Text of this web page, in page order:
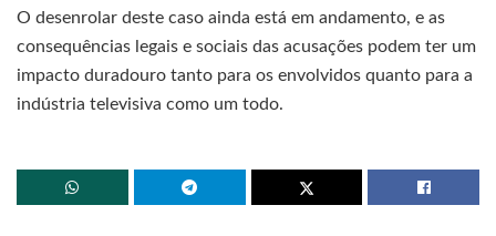
O desenrolar deste caso ainda está em andamento, e as
consequências legais e sociais das acusações podem ter um
impacto duradouro tanto para os envolvidos quanto para a
indústria televisiva como um todo.